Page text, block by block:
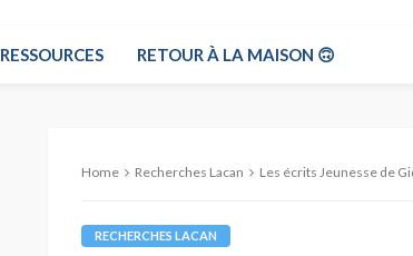
RESSOURCES RETOUR À LA MAISON 🙃
Home Recherches Lacan Les écrits Jeunesse de
RECHERCHES LACAN